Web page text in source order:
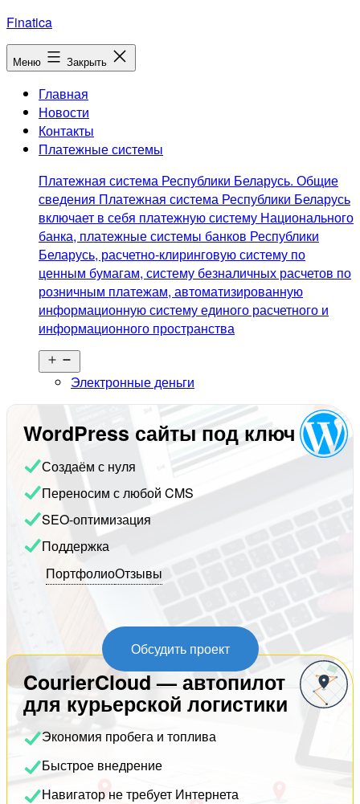
Перейти
к
содержимому
Finatica
Меню Закрыть
Главная
Новости
Контакты
Платежные системы
Платежная система Республики Беларусь. Общие
сведения Платежная система Республики Беларусь
включает в себя платежную систему Национального
банка, платежные системы банков Республики
Беларусь, расчетно-клиринговую систему по
ценным бумагам, систему безналичных расчетов по
розничным платежам, автоматизированную
информационную систему единого расчетного и
информационного пространства
меню
Электронные деньги
WordPress сайты под ключ
Создаём с нуля
Переносим с любой CMS
SEO-оптимизация
Поддержка
ПортфолиоОтзывы
Обсудить проект
CourierCloud — автопилот
для курьерской логистики
Экономия пробега и топлива
Быстрое внедрение
Навигатор не требует Интернета